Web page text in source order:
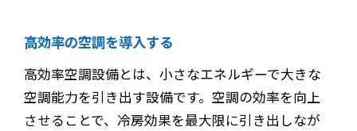
高効率の空調を導入する
高効率空調設備とは、小さなエネルギーで大きな
空調能力を引き出す設備です。空調の効率を向上
させることで、冷房効果を最大限に引き出しなが